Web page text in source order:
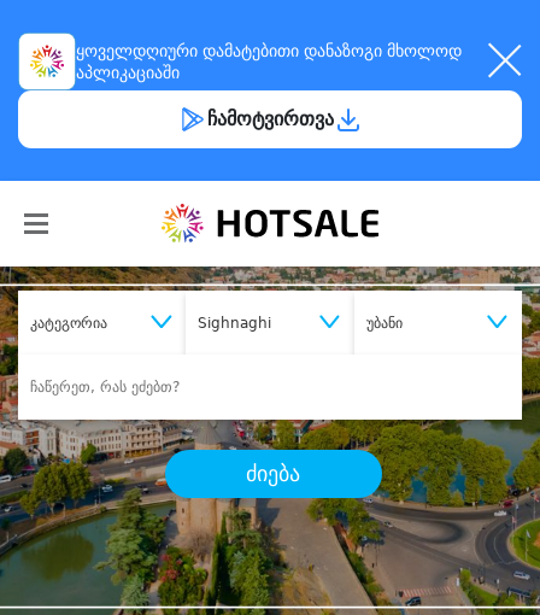
ყოველდღიური დამატებითი დანაზოგი მხოლოდ
აპლიკაციაში
ჩამოტვირთვა
კატეგორია Sighnaghi უბანი
ძიება
შეიძინესასურველი მომსახურება
დიდი დანაზოგით